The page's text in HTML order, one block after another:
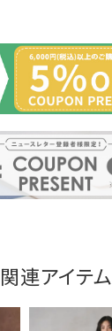
関連アイテム